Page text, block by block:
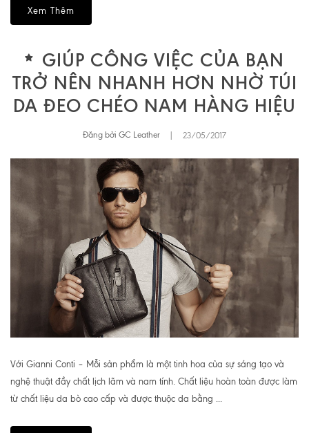
Xem Thêm
GIÚP CÔNG VIỆC CỦA BẠN
TRỞ NÊN NHANH HƠN NHỜ TÚI
DA ĐEO CHÉO NAM HÀNG HIỆU
Đăng bởi GC Leather 23/05/2017
Với Gianni Conti – Mỗi sản phẩm là một tinh hoa của sự sáng tạo và
nghệ thuật đầy chất lịch lãm và nam tính. Chất liệu hoàn toàn được làm
từ chất liệu da bò cao cấp và được thuộc da bằng ...